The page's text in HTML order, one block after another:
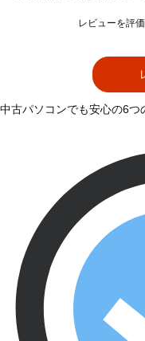
レビューを評
中古パソコンでも安心の6つ